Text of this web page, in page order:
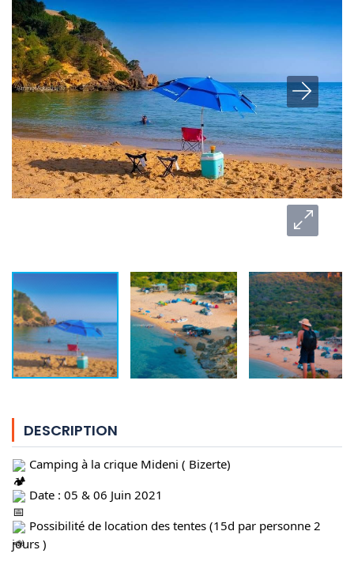
DESCRIPTION
Camping à la crique Mideni ( Bizerte)
Date : 05 & 06 Juin 2021
Possibilité de location des tentes (15d par personne 2
jours )